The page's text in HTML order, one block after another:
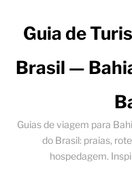
Guia de
Brasil —
Guias de viagem para
do Brasil: praias,
hospedagem.